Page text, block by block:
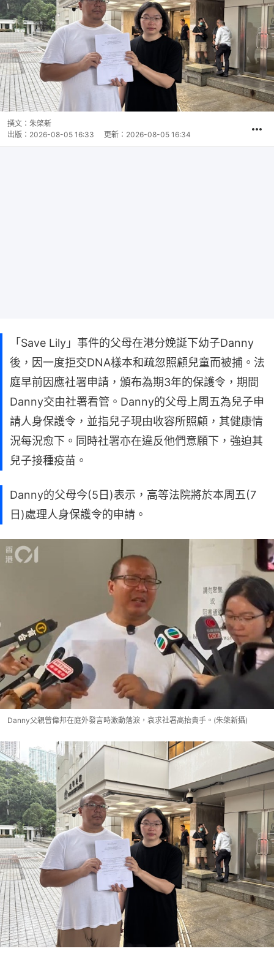
撰文： 朱棨新
出版： 2026-08-05 16:33 更新： 2026-08-05 16:34
「Save Lily」事件的父母在港分娩誕下幼子Danny
後，因一度拒交DNA樣本和疏忽照顧兒童而被捕。法
庭早前因應社署申請，頒布為期3年的保護令，期間
Danny交由社署看管。Danny的父母上周五為兒子申
請人身保護令，並指兒子現由收容所照顧，其健康情
況每況愈下。同時社署亦在違反他們意願下，強迫其
兒子接種疫苗。
Danny的父母今(5日)表示，高等法院將於本周五(7
日)處理人身保護令的申請。
Danny父親曾偉邦在庭外發言時激動落淚，哀求社署高抬貴手。(朱棨新攝)